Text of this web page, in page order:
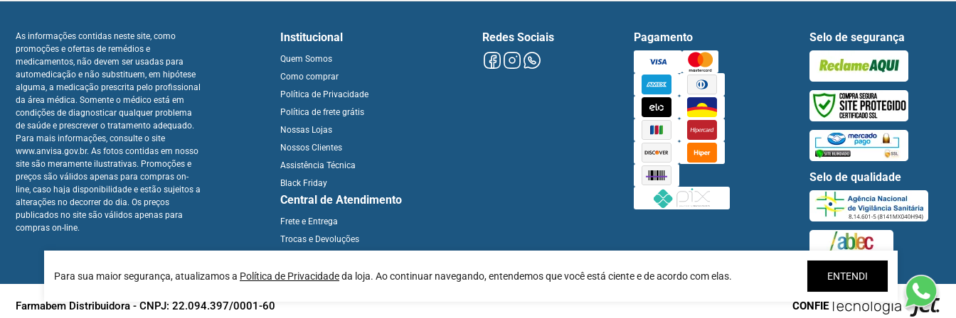
Para sua maior segurança, atualizamos a Política de Privacidadeda loja. Ao continuar navegando, entendemos que você está ciente e de acordo com elas. ENTENDI
As informações contidas neste site, como
promoções e ofertas de remédios e
medicamentos, não devem ser usadas para
automedicação e não substituem, em hipótese
alguma, a medicação prescrita pelo profissional
da área médica. Somente o médico está em
condições de diagnosticar qualquer problema
de saúde e prescrever o tratamento adequado.
Para mais informações, consulte o site
www.anvisa.gov.br. As fotos contidas em nosso
site são meramente ilustrativas. Promoções e
preços são válidos apenas para compras on-
line, caso haja disponibilidade e estão sujeitos a
alterações no decorrer do dia. Os preços
publicados no site são válidos apenas para
compras on-line.
Institucional
Quem Somos
Como comprar
Política de Privacidade
Política de frete grátis
Nossas Lojas
Nossos Clientes
Assistência Técnica
Black Friday
Central de Atendimento
Frete e Entrega
Trocas e Devoluções
Redes Sociais Pagamento Selo de segurança
Selo de qualidade
Farmabem Distribuidora - CNPJ: 22.094.397/0001-60 CONFIE